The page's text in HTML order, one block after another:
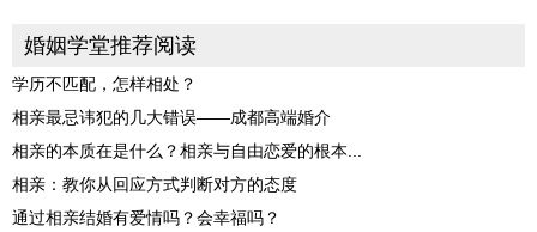
婚姻学堂推荐阅读
学历不匹配，怎样相处？
相亲最忌讳犯的几大错误——成都高端婚介
相亲的本质在是什么？相亲与自由恋爱的根本...
相亲：教你从回应方式判断对方的态度
通过相亲结婚有爱情吗？会幸福吗？